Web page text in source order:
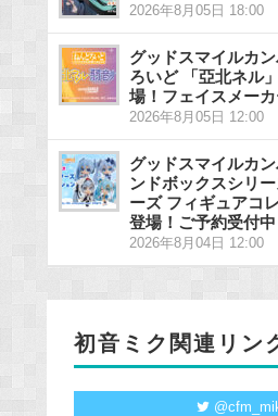
2026年8月05日 18:00
グッドスマイルカ
ろいど 「亞北ネル
場！フェイスメー
2026年8月05日 12:00
グッドスマイルカ
ンドボックスシリ
ーズ フィギュアコ
登場！ご予約受付中
2026年8月04日 12:00
初音ミク関連リン